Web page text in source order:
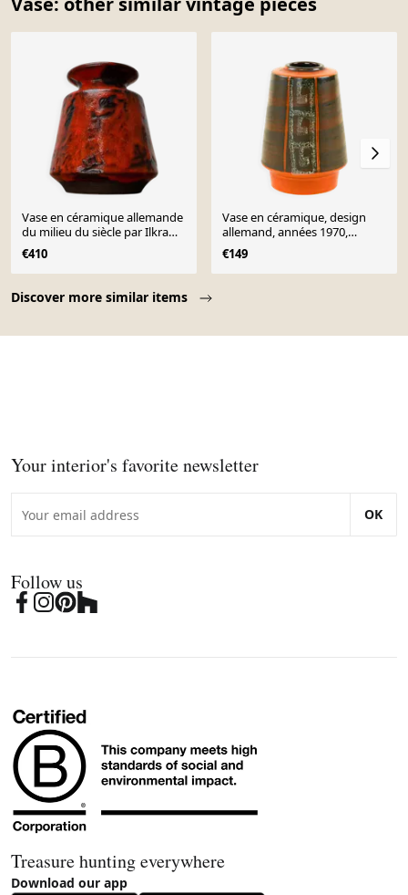
Discover more similar items
Vase en céramique allemande
du milieu du siècle par Ilkra
Edelkeramik, années 1960
€410
Vase en céramique, design
allemand, années 1970,
fabriqué en Allemagne de
l'Ouest
€149
Your interior's favorite newsletter
OK
Follow us
Treasure hunting everywhere
Download our app